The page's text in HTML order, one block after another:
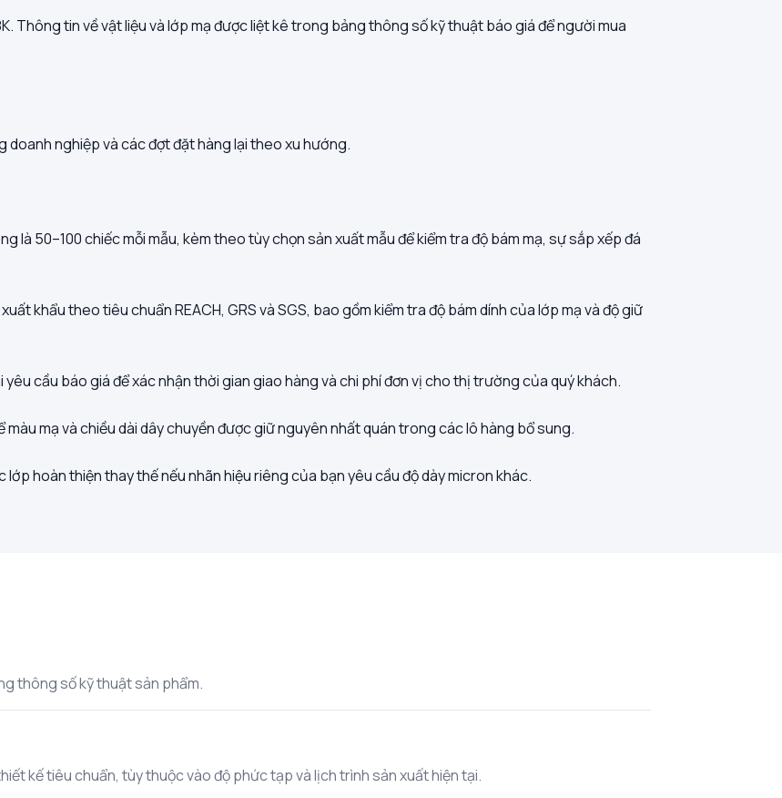
Thông tin về vật liệu và lớp mạ được liệt kê trong bảng thông số kỹ thuật báo giá để người mua
doanh nghiệp và các đợt đặt hàng lại theo xu hướng.
là 50–100 chiếc mỗi mẫu, kèm theo tùy chọn sản xuất mẫu để kiểm tra độ bám mạ, sự sắp xếp đá
khẩu theo tiêu chuẩn REACH, GRS và SGS, bao gồm kiểm tra độ bám dính của lớp mạ và độ giữ
cầu báo giá để xác nhận thời gian giao hàng và chi phí đơn vị cho thị trường của quý khách.
mạ và chiều dài dây chuyền được giữ nguyên nhất quán trong các lô hàng bổ sung.
hoàn thiện thay thế nếu nhãn hiệu riêng của bạn yêu cầu độ dày micron khác.
thông số kỹ thuật sản phẩm.
kế tiêu chuẩn, tùy thuộc vào độ phức tạp và lịch trình sản xuất hiện tại.